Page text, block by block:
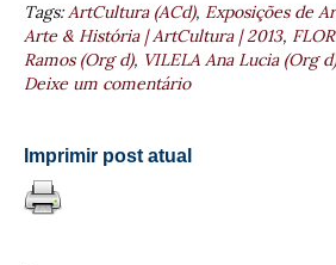
Tags:ArtCultura (ACd), Exposições de
Arte & História | ArtCultura | 2013,
Ramos (Org d), VILELA Ana Lucia (Org d)
Deixe um comentário
Imprimir post atual